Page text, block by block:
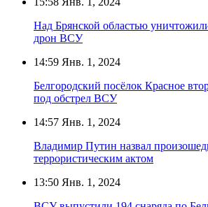
Над Брянской областью
дрон ВСУ
14:59 Янв. 1, 2024
Белгородский посёлок Красное
под обстрел ВСУ
14:57 Янв. 1, 2024
Владимир Путин назвал
террористическим актом
13:50 Янв. 1, 2024